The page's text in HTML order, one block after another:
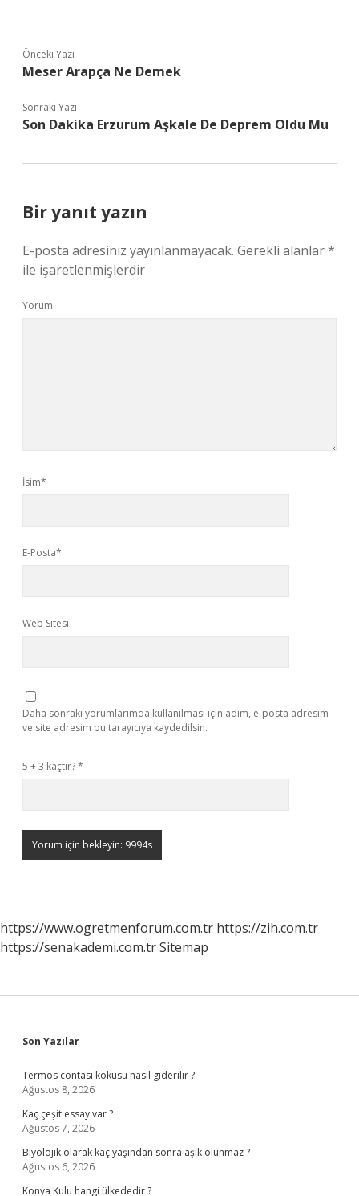
Önceki Yazı
Meser Arapça Ne Demek
Sonraki Yazı
Son Dakika Erzurum Aşkale De Deprem Oldu Mu
Bir yanıt yazın
E-posta adresiniz yayınlanmayacak. Gerekli alanlar*
ile işaretlenmişlerdir
Yorum
İsim*
E-Posta*
Web Sitesi
Daha sonraki yorumlarımda kullanılması için adım, e-posta adresim
ve site adresim bu tarayıcıya kaydedilsin.
5 + 3 kaçtır?*
https://www.ogretmenforum.com.tr https://zih.com.tr
https://senakademi.com.trSitemap
Sidebar
Son Yazılar
Termos contası kokusu nasıl giderilir ?
Ağustos 8, 2026
Kaç çeşit essay var ?
Ağustos 7, 2026
Biyolojik olarak kaç yaşından sonra aşık olunmaz ?
Ağustos 6, 2026
Konya Kulu hangi ülkededir ?